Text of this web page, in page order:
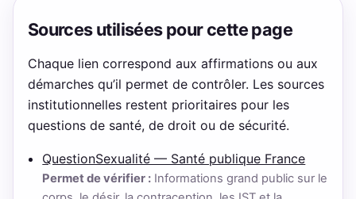
Sources utilisées pour cette page
Chaque lien correspond aux affirmations ou aux
démarches qu’il permet de contrôler. Les sources
institutionnelles restent prioritaires pour les
questions de santé, de droit ou de sécurité.
QuestionSexualité — Santé publique France
Permet de vérifier : Informations grand public sur le